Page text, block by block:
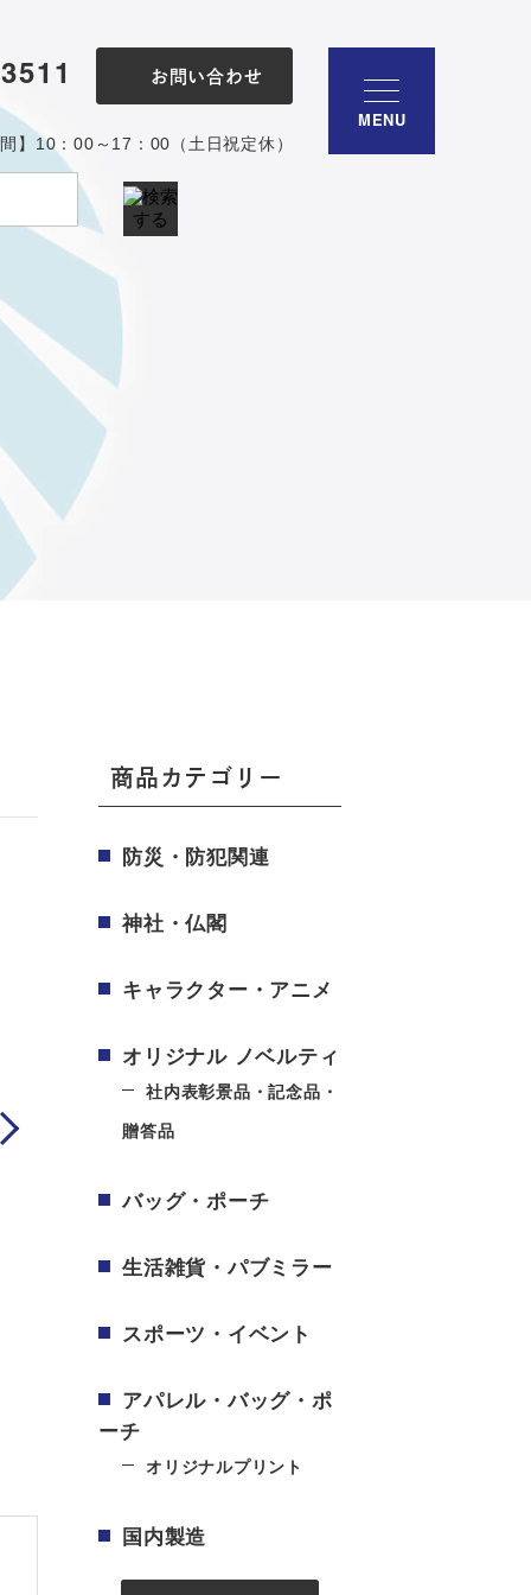
お問い合わせ
間】10：00～17：00（土日祝定休）
MENU
Next
商品カテゴリー
防災・防犯関連
神社・仏閣
キャラクター・アニメ
オリジナル ノベルティ
社内表彰景品・記念品・
贈答品
バッグ・ポーチ
生活雑貨・パブミラー
スポーツ・イベント
アパレル・バッグ・ポ
ーチ
オリジナルプリント
国内製造